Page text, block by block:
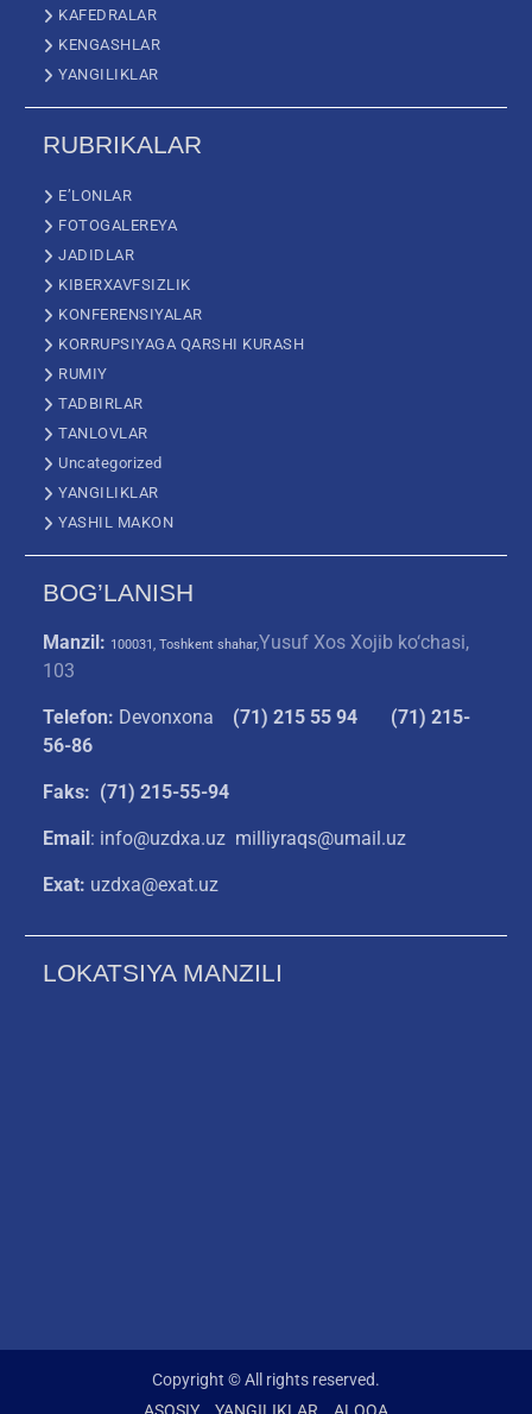
KAFEDRALAR
KENGASHLAR
YANGILIKLAR
RUBRIKALAR
E’LONLAR
FOTOGALEREYA
JADIDLAR
KIBERXAVFSIZLIK
KONFERENSIYALAR
KORRUPSIYAGA QARSHI KURASH
RUMIY
TADBIRLAR
TANLOVLAR
Uncategorized
YANGILIKLAR
YASHIL MAKON
BOG’LANISH
Manzil: 100031, Toshkent shahar,Yusuf Xos Xojib ko‘chasi,
103
Telefon: Devonxona (71) 215 55 94
(71) 215-
56-86
Faks: (71) 215-55-94
Email : info@uzdxa.uz milliyraqs@umail.uz
Exat: uzdxa@exat.uz
LOKATSIYA MANZILI
Copyright © All rights reserved.